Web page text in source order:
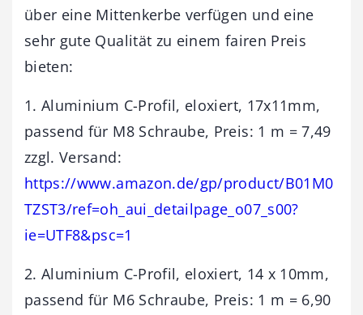
über eine Mittenkerbe verfügen und eine
sehr gute Qualität zu einem fairen Preis
bieten:
1. Aluminium C-Profil, eloxiert, 17x11mm,
passend für M8 Schraube, Preis: 1 m = 7,49
zzgl. Versand:
https://www.amazon.de/gp/product/B01M0
TZST3/ref=oh_aui_detailpage_o07_s00?
ie=UTF8&psc=1
2. Aluminium C-Profil, eloxiert, 14 x 10mm,
passend für M6 Schraube, Preis: 1 m = 6,90